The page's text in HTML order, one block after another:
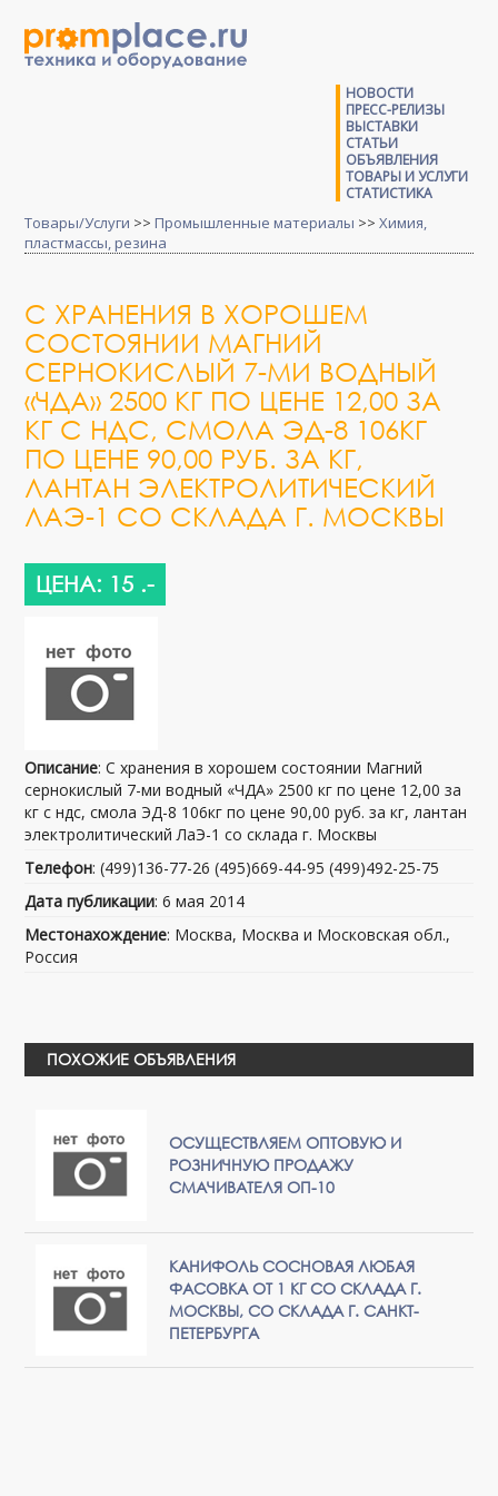
НОВОСТИ
ПРЕСС-РЕЛИЗЫ
ВЫСТАВКИ
СТАТЬИ
ОБЪЯВЛЕНИЯ
ТОВАРЫ И УСЛУГИ
СТАТИСТИКА
Товары/Услуги >> Промышленные материалы >>Химия,
пластмассы, резина
С ХРАНЕНИЯ В ХОРОШЕМ
СОСТОЯНИИ МАГНИЙ
СЕРНОКИСЛЫЙ 7-МИ ВОДНЫЙ
«ЧДА» 2500 КГ ПО ЦЕНЕ 12,00 ЗА
КГ С НДС, СМОЛА ЭД-8 106КГ
ПО ЦЕНЕ 90,00 РУБ. ЗА КГ,
ЛАНТАН ЭЛЕКТРОЛИТИЧЕСКИЙ
ЛАЭ-1 СО СКЛАДА Г. МОСКВЫ
ЦЕНА: 15 .-
Описание: С хранения в хорошем состоянии Магний
сернокислый 7-ми водный «ЧДА» 2500 кг по цене 12,00 за
кг с ндс, смола ЭД-8 106кг по цене 90,00 руб. за кг, лантан
электролитический ЛаЭ-1 со склада г. Москвы
Телефон: (499)136-77-26 (495)669-44-95 (499)492-25-75
Дата публикации: 6 мая 2014
Местонахождение: Москва, Москва и Московская обл.,
Россия
ПОХОЖИЕ ОБЪЯВЛЕНИЯ
ОСУЩЕСТВЛЯЕМ ОПТОВУЮ И
РОЗНИЧНУЮ ПРОДАЖУ
СМАЧИВАТЕЛЯ ОП-10
КАНИФОЛЬ СОСНОВАЯ ЛЮБАЯ
ФАСОВКА ОТ 1 КГ СО СКЛАДА Г.
МОСКВЫ, СО СКЛАДА Г. САНКТ-
ПЕТЕРБУРГА